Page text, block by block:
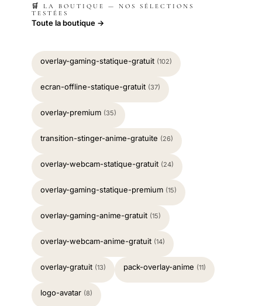
🛒 LA BOUTIQUE — NOS SÉLECTIONS
TESTÉES
Toute la boutique →
overlay-gaming-statique-gratuit (102)
ecran-offline-statique-gratuit (37)
overlay-premium (35)
transition-stinger-anime-gratuite (26)
overlay-webcam-statique-gratuit (24)
overlay-gaming-statique-premium (15)
overlay-gaming-anime-gratuit (15)
overlay-webcam-anime-gratuit (14)
overlay-gratuit (13) pack-overlay-anime (11)
logo-avatar (8)